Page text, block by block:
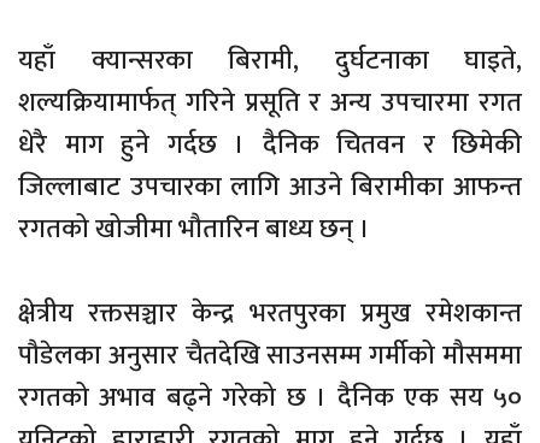
यहाँ क्यान्सरका बिरामी, दुर्घटनाका घाइते,
शल्यक्रियामार्फत् गरिने प्रसूति र अन्य उपचारमा रगत
धेरै माग हुने गर्दछ । दैनिक चितवन र छिमेकी
जिल्लाबाट उपचारका लागि आउने बिरामीका आफन्त
रगतको खोजीमा भौतारिन बाध्य छन् ।
क्षेत्रीय रक्तसञ्चार केन्द्र भरतपुरका प्रमुख रमेशकान्त
पौडेलका अनुसार चैतदेखि साउनसम्म गर्मीको मौसममा
रगतको अभाव बढ्ने गरेको छ । दैनिक एक सय ५०